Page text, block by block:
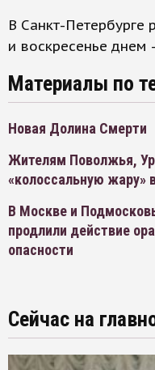
В Санкт-Петербурге
и воскресенье днем
Материалы по
Новая Долина Смерти
Жителям Поволжья,
«колоссальную жару»
В Москве и
продлили действие
опасности
Сейчас на